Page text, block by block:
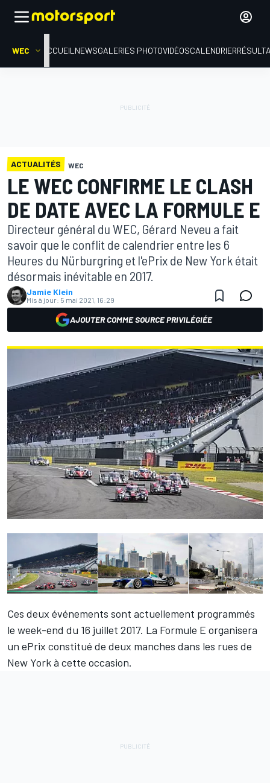
WEC ACCUEIL NEWSGALERIES PHOTOVIDÉOSCALENDRIER
ACTUALITÉS WEC
LE WEC CONFIRME LE CLASH
DE DATE AVEC LA FORMULE E
Directeur général du WEC, Gérard Neveu a fait
savoir que le conflit de calendrier entre les 6
Heures du Nürburgring et l'ePrix de New York était
désormais inévitable en 2017.
Jamie Klein
Mis à jour: 5 mai 2021, 16:29
AJOUTER COMME SOURCE PRIVILÉGIÉE
Ces deux événements sont actuellement programmés
le week-end du 16 juillet 2017. La Formule E organisera
un ePrix constitué de deux manches dans les rues de
New York à cette occasion.